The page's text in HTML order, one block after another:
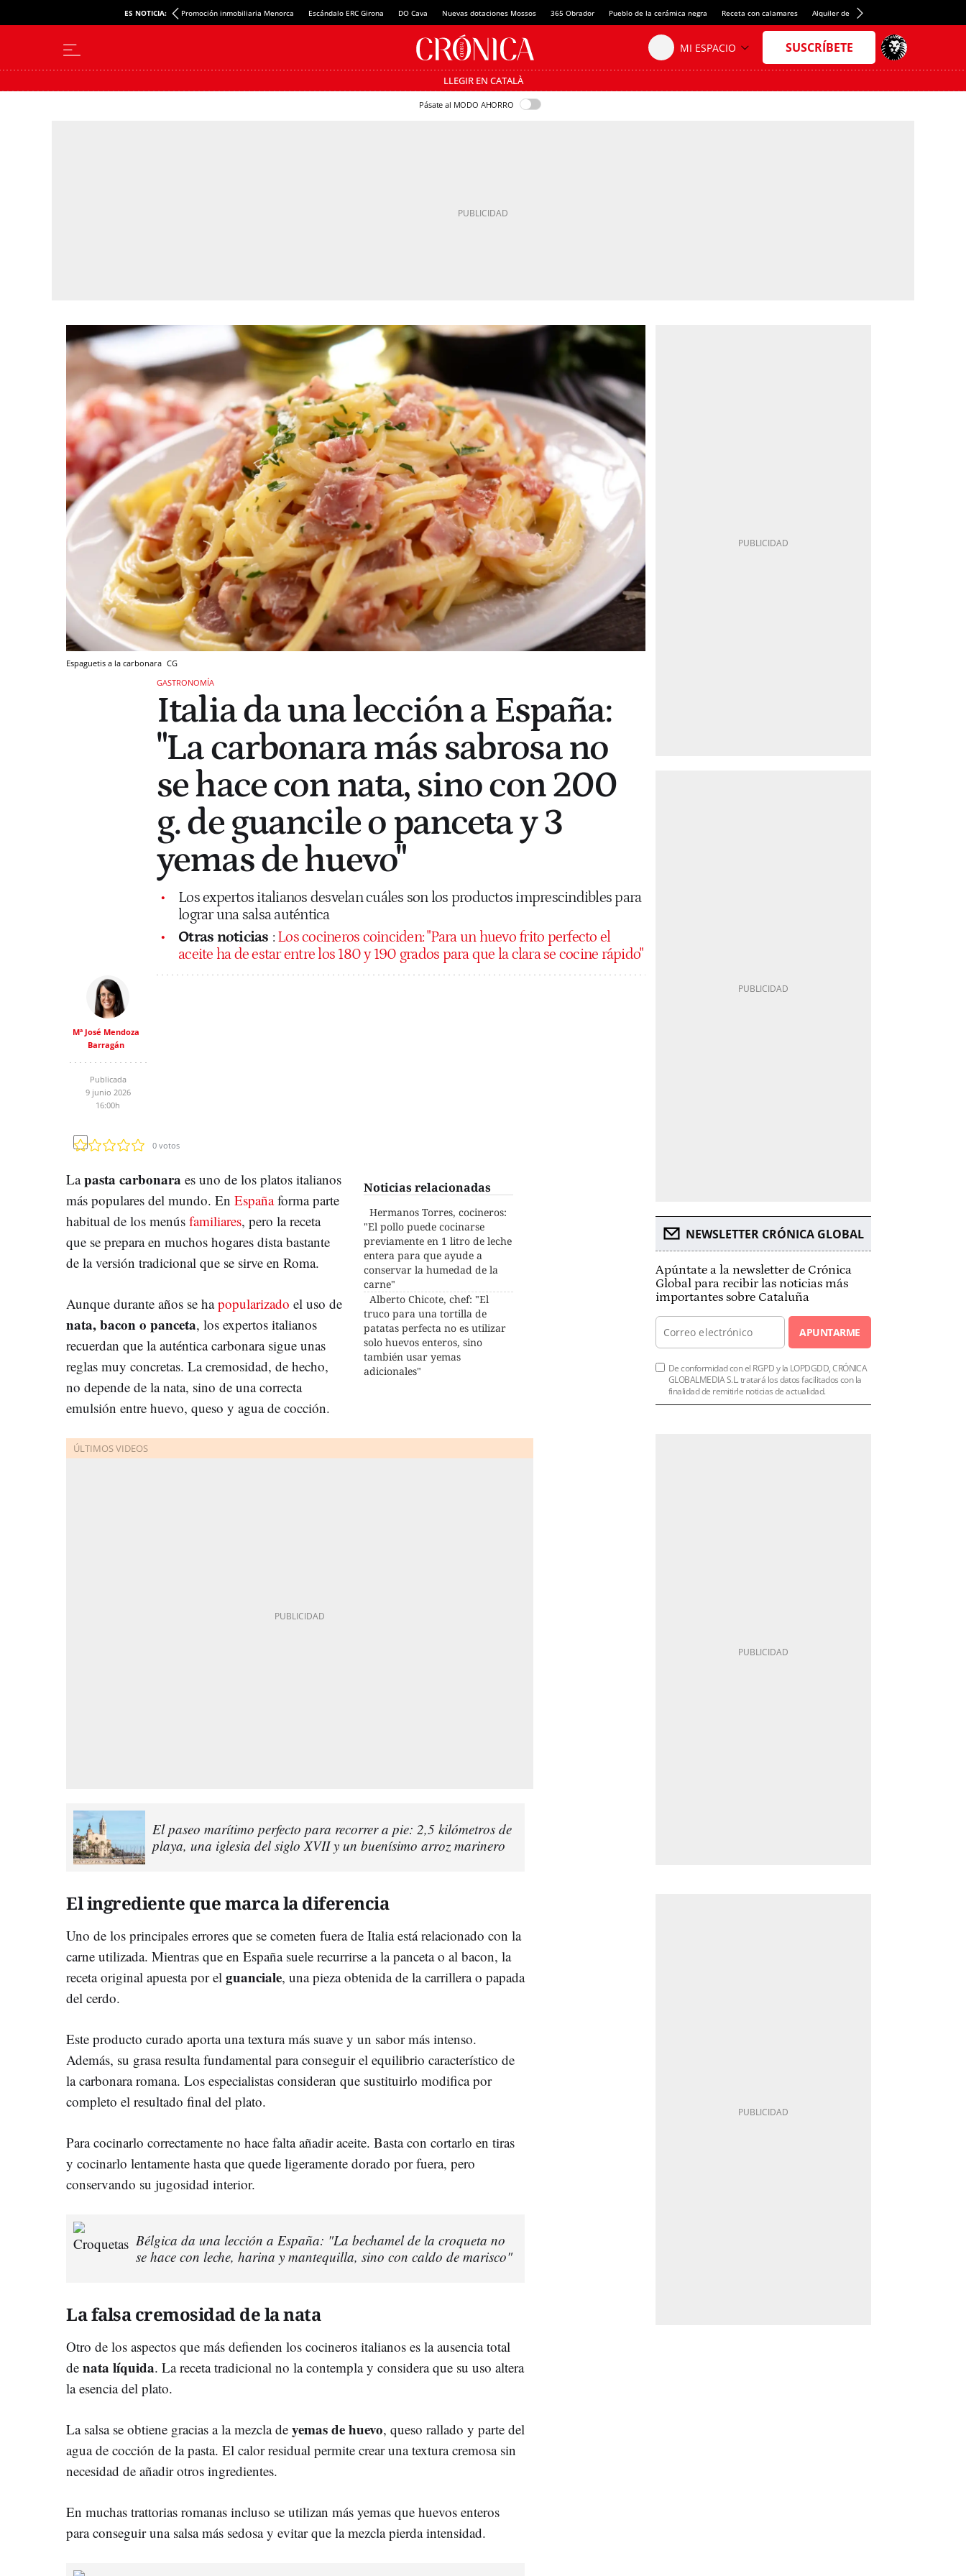
ES NOTICIA: Promoción inmobiliaria Menorca Escándalo ERC Girona DO Cava Nuevas dotaciones Mossos 365 Obrador Pueblo de la cerámica negra Receta con calamares Alquiler de habitaciones en España
LLEGIR EN CATALÀ
Pásate al MODO AHORRO
Espaguetis a la carbonara CG
GASTRONOMÍA
Italia da una lección a España:
"La carbonara más sabrosa no
se hace con nata, sino con 200
g. de guancile o panceta y 3
yemas de huevo"
Los expertos italianos desvelan cuáles son los productos imprescindibles para
lograr una salsa auténtica
Otras noticias : Los cocineros coinciden: "Para un huevo frito perfecto el
aceite ha de estar entre los 180 y 190 grados para que la clara se cocine rápido"
Mª José Mendoza
Barragán
Publicada
9 junio 2026
16:00h
0 votos
Noticias relacionadas
Hermanos Torres, cocineros:
"El pollo puede cocinarse
previamente en 1 litro de leche
entera para que ayude a
conservar la humedad de la
carne"
Alberto Chicote, chef: "El
truco para una tortilla de
patatas perfecta no es utilizar
solo huevos enteros, sino
también usar yemas
adicionales"
Lapasta carbonara es uno de los platos italianos
más populares del mundo. En Españaforma parte
habitual de los menús familiares, pero la receta
que se prepara en muchos hogares dista bastante
de la versión tradicional que se sirve en Roma.
Aunque durante años se hapopularizado el uso de
nata, bacon o panceta, los expertos italianos
recuerdan que la auténtica carbonara sigue unas
reglas muy concretas. La cremosidad, de hecho,
no depende de la nata, sino de una correcta
emulsión entre huevo, queso y agua de cocción.
El paseo marítimo perfecto para recorrer a pie: 2,5 kilómetros de
playa, una iglesia del siglo XVII y un buenísimo arroz marinero
El ingrediente que marca la diferencia
Uno de los principales errores que se cometen fuera de Italia está relacionado con la
carne utilizada. Mientras que en España suele recurrirse a la panceta o al bacon, la
receta original apuesta por el guanciale, una pieza obtenida de la carrillera o papada
del cerdo.
Este producto curado aporta una textura más suave y un sabor más intenso.
Además, su grasa resulta fundamental para conseguir el equilibrio característico de
la carbonara romana. Los especialistas consideran que sustituirlo modifica por
completo el resultado final del plato.
Para cocinarlo correctamente no hace falta añadir aceite. Basta con cortarlo en tiras
y cocinarlo lentamente hasta que quede ligeramente dorado por fuera, pero
conservando su jugosidad interior.
Bélgica da una lección a España: "La bechamel de la croqueta no
se hace con leche, harina y mantequilla, sino con caldo de marisco"
La falsa cremosidad de la nata
Otro de los aspectos que más defienden los cocineros italianos es la ausencia total
de nata líquida. La receta tradicional no la contempla y considera que su uso altera
la esencia del plato.
La salsa se obtiene gracias a la mezcla de yemas de huevo, queso rallado y parte del
agua de cocción de la pasta. El calor residual permite crear una textura cremosa sin
necesidad de añadir otros ingredientes.
En muchas trattorias romanas incluso se utilizan más yemas que huevos enteros
para conseguir una salsa más sedosa y evitar que la mezcla pierda intensidad.
NEWSLETTER CRÓNICA GLOBAL
Apúntate a la newsletter de Crónica
Global para recibir las noticias más
importantes sobre Cataluña
APUNTARME
De conformidad con el RGPD y la LOPDGDD, CRÓNICA
GLOBALMEDIA S.L. tratará los datos facilitados con la
finalidad de remitirle noticias de actualidad.